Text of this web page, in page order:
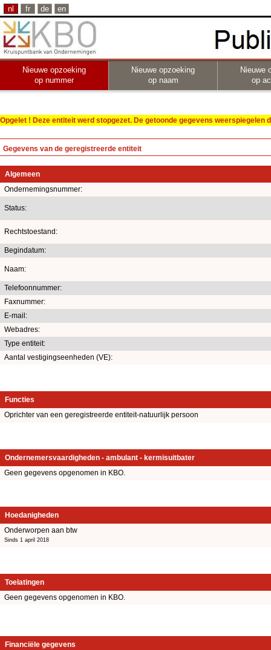
nl fr de en
Nieuwe opzoeking
op nummer
Nieuwe opzoeking
op naam
Nieuwe
op
Opgelet ! Deze entiteit werd stopgezet. De getoonde gegevens
Gegevens van de geregistreerde entiteit
Algemeen
Ondernemingsnummer:
Status:
Rechtstoestand:
Begindatum:
Naam:
Telefoonnummer:
Faxnummer:
E-mail:
Webadres:
Type entiteit:
Aantal vestigingseenheden (VE):
Functies
Oprichter van een geregistreerde entiteit-natuurlijk persoon
Ondernemersvaardigheden - ambulant - kermisuitbater
Geen gegevens opgenomen in KBO.
Hoedanigheden
Onderworpen aan btw
Sinds 1 april 2018
Toelatingen
Geen gegevens opgenomen in KBO.
Financiële gegevens